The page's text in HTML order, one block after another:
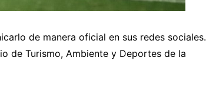
de manera oficial en sus redes sociales.
de Turismo, Ambiente y Deportes de la